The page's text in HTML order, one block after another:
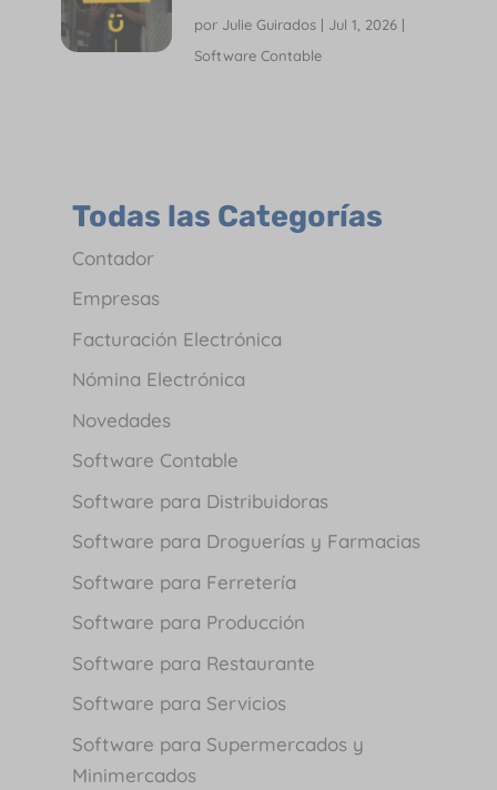
por Julie Guirados| Jul 1, 2026|
Software Contable
Todas las Categorías
Contador
Empresas
Facturación Electrónica
Nómina Electrónica
Novedades
Software Contable
Software para Distribuidoras
Software para Droguerías y Farmacias
Software para Ferretería
Software para Producción
Software para Restaurante
Software para Servicios
Software para Supermercados y
Minimercados